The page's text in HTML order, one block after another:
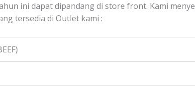
ini dapat dipandang di store front. Kami
tersedia di Outlet kami :